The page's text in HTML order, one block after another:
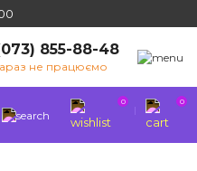
855-88-48
не працюємо
0 0